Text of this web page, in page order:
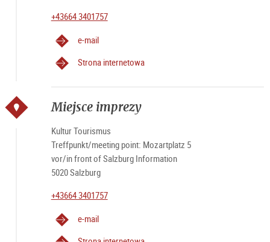
+43664 3401757
e-mail
Strona internetowa
Miejsce imprezy
Kultur Tourismus
Treffpunkt/meeting point: Mozartplatz 5
vor/in front of Salzburg Information
5020 Salzburg
+43664 3401757
e-mail